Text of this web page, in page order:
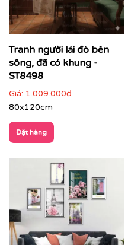
Phòng làm việc: giúp
Tranh người lái đò bên
sông, đã có khung -
ST8498
Giá: 1.009.000đ
80x120cm
Đặt hàng